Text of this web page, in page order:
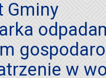
Gminy
w